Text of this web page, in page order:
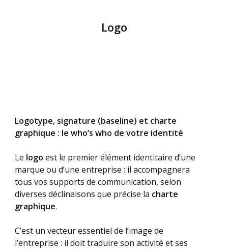
Logo
Logotype, signature (baseline) et charte
graphique : le who’s who de votre identité
Le logo est le premier élément identitaire d’une
marque ou d’une entreprise : il accompagnera
tous vos supports de communication, selon
diverses déclinaisons que précise la charte
graphique.
C’est un vecteur essentiel de l’image de
l’entreprise : il doit traduire son activité et ses